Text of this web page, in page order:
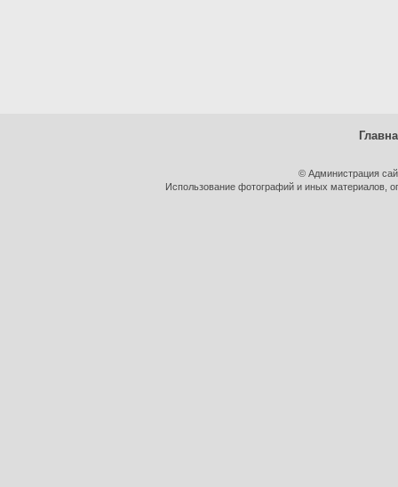
© Администрация
Использование фотографий и иных материалов,